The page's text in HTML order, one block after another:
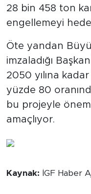
28 bin 458 ton
engellemeyi
Öte yandan
imzaladığı
2050 yılına
yüzde 80
bu projeyle
amaçlıyor.
Kaynak: İGF Haber